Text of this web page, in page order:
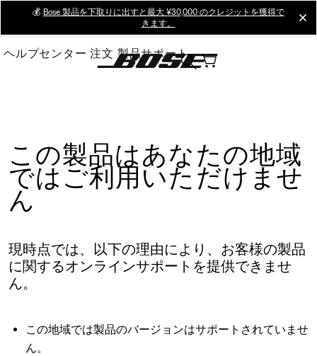
Main
💰 Bose 製品を下取りに出すと最大 ¥30,000 のクレジットを獲得で
きます。
ヘルプセンター 注文 製品サポート
この製品はあなたの地域
ではご利用いただけませ
ん
現時点では、以下の理由により、お客様の製品
に関するオンラインサポートを提供できませ
ん。
この地域では製品のバージョンはサポートされていませ
ん。